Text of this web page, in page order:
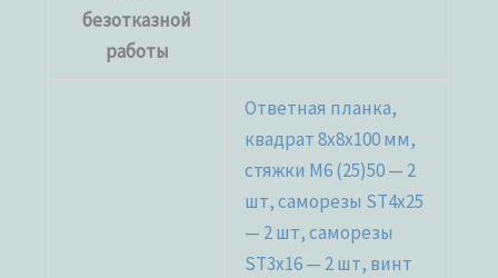
безотказной
работы
Ответная планка,
квадрат 8x8x100 мм,
стяжки М6 (25)50 — 2
шт, саморезы ST4x25
— 2 шт, саморезы
ST3x16 — 2 шт, винт